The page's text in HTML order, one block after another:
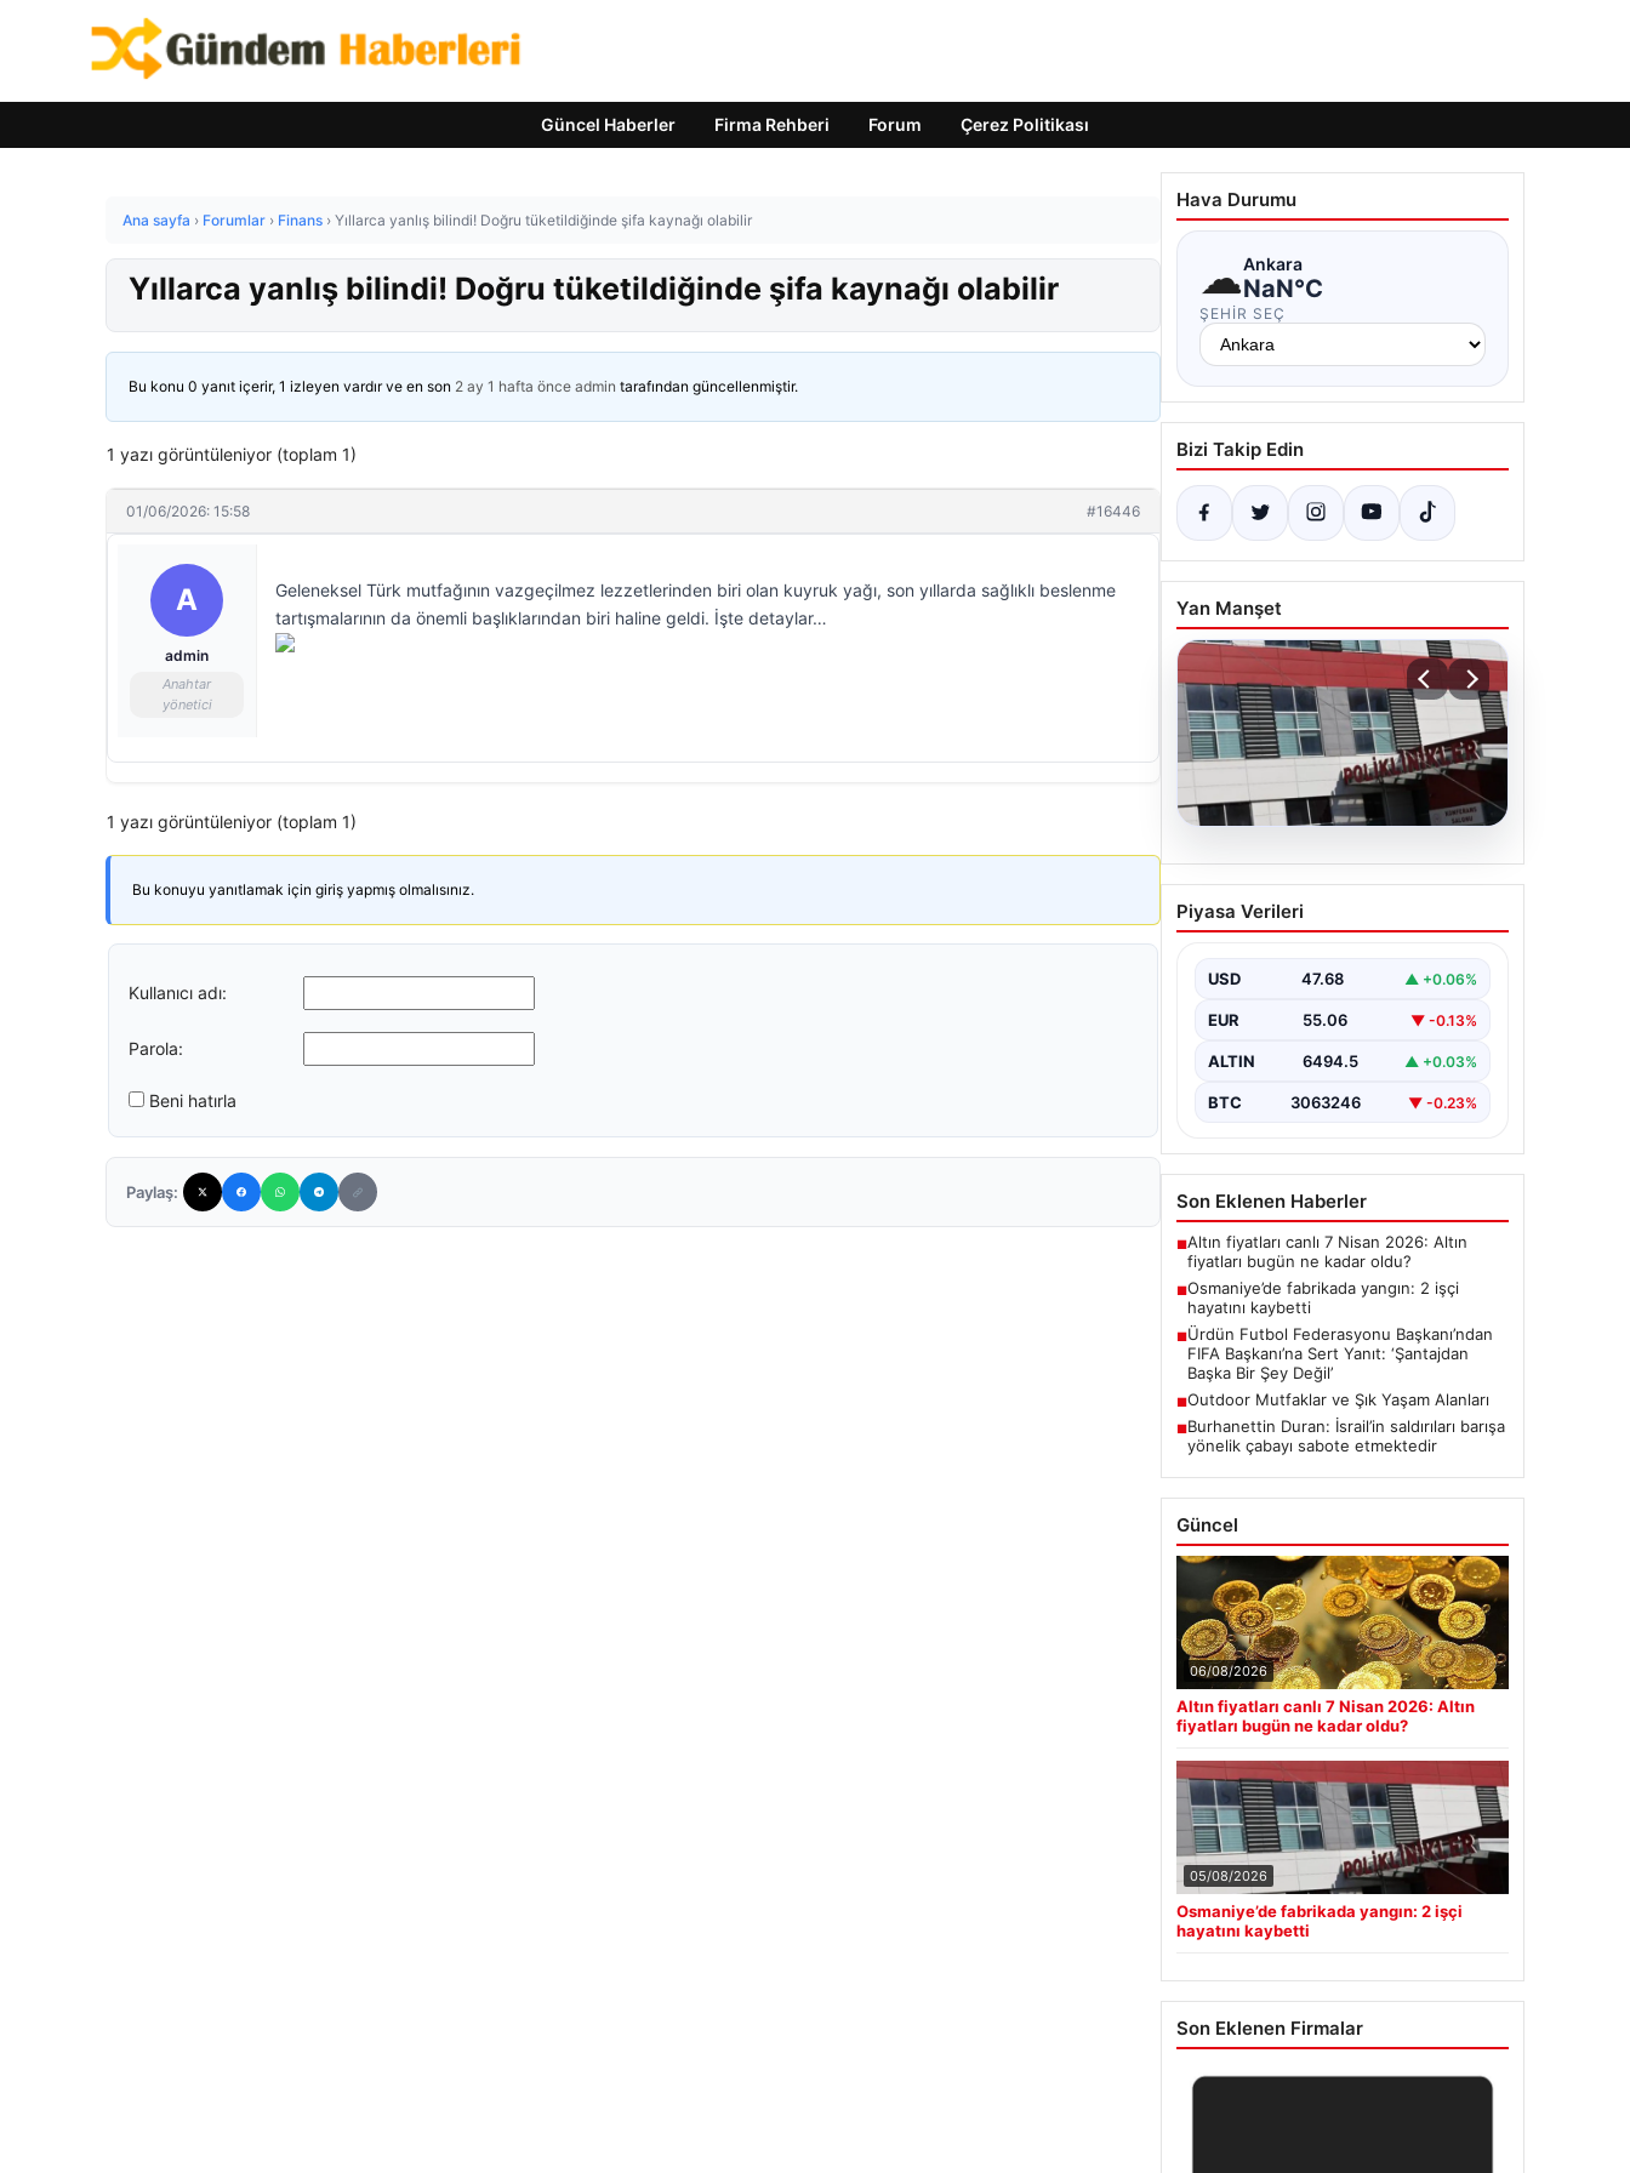
Güncel Haberler Firma Rehberi Forum Çerez Politikası
Ana sayfa › Forumlar › Finans › Yıllarca yanlış bilindi! Doğru tüketildiğinde şifa kaynağı olabilir
Yıllarca yanlış bilindi! Doğru tüketildiğinde şifa kaynağı olabilir
Bu konu 0 yanıt içerir, 1 izleyen vardır ve en son 2 ay 1 hafta önce admin tarafından güncellenmiştir.
1 yazı görüntüleniyor (toplam 1)
01/06/2026: 15:58 #16446
A
admin
Anahtar
yönetici
Geleneksel Türk mutfağının vazgeçilmez lezzetlerinden biri olan kuyruk yağı, son yıllarda sağlıklı beslenme
tartışmalarının da önemli başlıklarından biri haline geldi. İşte detaylar…
1 yazı görüntüleniyor (toplam 1)
Bu konuyu yanıtlamak için giriş yapmış olmalısınız.
Kullanıcı adı:
Parola:
Beni hatırla
Paylaş:
Hava Durumu
☁Ankara
NaN°C
ŞEHIR SEÇ
Bizi Takip Edin
Yan Manşet
05.08.2026
Osmaniye’de fabrikada
yangın: 2 işçi hayatını
Piyasa Verileri
USD 47.68 ▲ +0.06%
EUR 55.06 ▼ -0.13%
ALTIN 6494.5 ▲ +0.03%
BTC 3063246 ▼ -0.23%
Son Eklenen Haberler
■Altın fiyatları canlı 7 Nisan 2026: Altın
fiyatları bugün ne kadar oldu?
■Osmaniye’de fabrikada yangın: 2 işçi
hayatını kaybetti
■Ürdün Futbol Federasyonu Başkanı’ndan
FIFA Başkanı’na Sert Yanıt: ‘Şantajdan
Başka Bir Şey Değil’
■Outdoor Mutfaklar ve Şık Yaşam Alanları
■Burhanettin Duran: İsrail’in saldırıları barışa
yönelik çabayı sabote etmektedir
Güncel
06/08/2026
Altın fiyatları canlı 7 Nisan 2026: Altın
fiyatları bugün ne kadar oldu?
05/08/2026
Osmaniye’de fabrikada yangın: 2 işçi
hayatını kaybetti
Son Eklenen Firmalar